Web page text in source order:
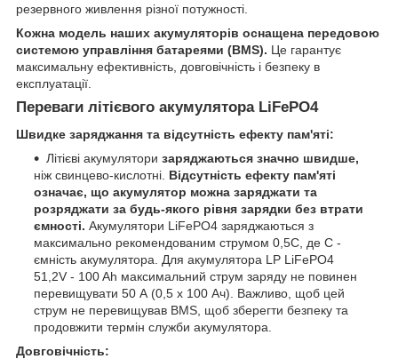
резервного живлення різної потужності.
Кожна модель наших акумуляторів оснащена передовою
системою управління батареями (BMS). Це гарантує
максимальну ефективність, довговічність і безпеку в
експлуатації.
Переваги літієвого акумулятора LiFePO4
Швидке заряджання та відсутність ефекту пам'яті:
Літієві акумулятори заряджаються значно швидше,
ніж свинцево-кислотні. Відсутність ефекту пам'яті
означає, що акумулятор можна заряджати та
розряджати за будь-якого рівня зарядки без втрати
ємності. Акумулятори LiFePO4 заряджаються з
максимально рекомендованим струмом 0,5С, де С -
ємність акумулятора. Для акумулятора LP LiFePO4
51,2V - 100 Ah максимальний струм заряду не повинен
перевищувати 50 А (0,5 x 100 Ач). Важливо, щоб цей
струм не перевищував BMS, щоб зберегти безпеку та
продовжити термін служби акумулятора.
Довговічність: